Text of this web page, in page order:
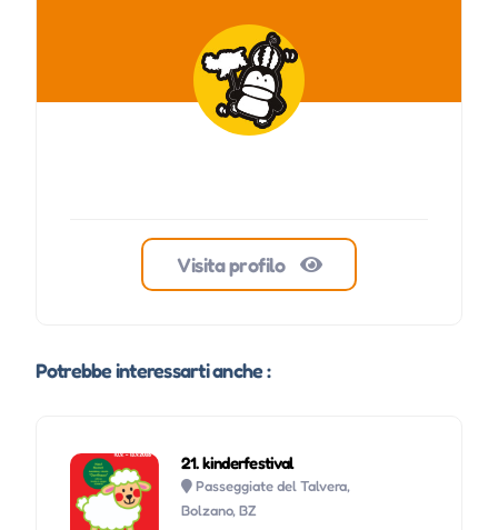
Visita profilo
Potrebbe interessarti anche :
21. kinderfestival
Passeggiate del Talvera,
Bolzano, BZ